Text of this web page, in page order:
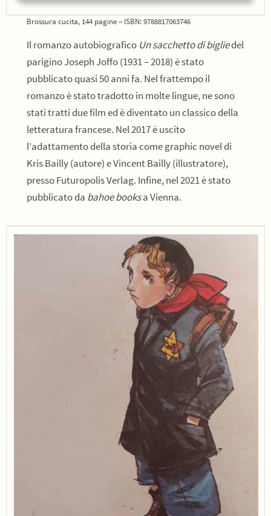
Brossura cucita, 144 pagine – ISBN: 9788817063746
Il romanzo autobiografico Un sacchetto di bigliedel
parigino Joseph Joffo (1931 – 2018) è stato
pubblicato quasi 50 anni fa. Nel frattempo il
romanzo è stato tradotto in molte lingue, ne sono
stati tratti due film ed è diventato un classico della
letteratura francese. Nel 2017 è uscito
l’adattamento della storia come graphic novel di
Kris Bailly (autore) e Vincent Bailly (illustratore),
presso Futuropolis Verlag. Infine, nel 2021 è stato
pubblicato da bahoe booksa Vienna.